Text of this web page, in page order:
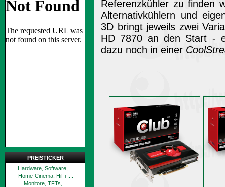
PREISTICKER
Hardware, Software, ...
Home-Cinema, HiFi ,...
Monitore, TFTs, ...
Referenzkühler zu finden
Alternativkühlern und
3D bringt jeweils zwei
HD 7870 an den Start -
dazu noch in einer